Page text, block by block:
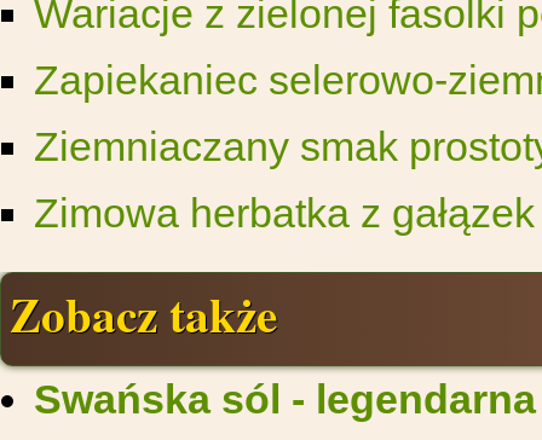
Wariacje z zielonej fasolki
Zapiekaniec selerowo-
Ziemniaczany smak
Zimowa herbatka z
Zobacz także
Swańska sól -